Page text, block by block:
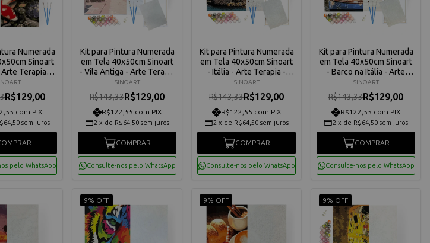
Numerada
Sinoart
Arte Terapia -
W5504
R$129,00
com PIX
sem juros
pelo WhatsApp
Kit para Pintura Numerada
em Tela 40x50cm Sinoart
- Vila Antiga - Arte Terapia
- C3040-W5455
SINOART
R$143,33R$129,00
R$122,55 com PIX
2 x de R$64,50 sem juros
COMPRAR
Consulte-nos pelo WhatsApp
Kit para Pintura Numerada
em Tela 40x50cm Sinoart
- Itália - Arte Terapia -
C3040-W4279
SINOART
R$143,33R$129,00
R$122,55 com PIX
2 x de R$64,50 sem juros
COMPRAR
Consulte-nos pelo WhatsApp
Kit para Pintura Numerada
em Tela 40x50cm Sinoart
- Barco na Itália - Arte
Terapia - C3040-W4274
SINOART
R$143,33R$129,00
R$122,55 com PIX
2 x de R$64,50 sem juros
COMPRAR
Consulte-nos pelo WhatsApp
9% OFF 9% OFF 9% OFF